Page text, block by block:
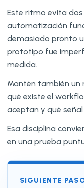
Este ritmo evita
automatización
demasiado pronto
prototipo fue
medida.
Mantén también un
qué existe el
aceptan y qué
Esa disciplina
en una prueba
SIGUIENTE